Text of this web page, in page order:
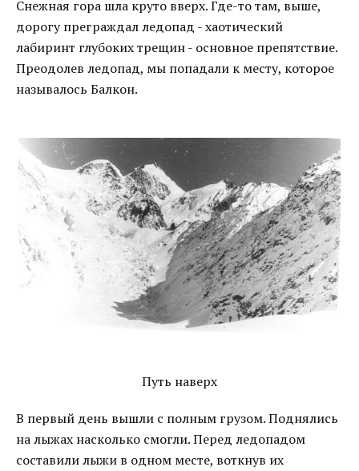
Снежная гора шла круто вверх. Где-то там, выше,
дорогу преграждал ледопад - хаотический
лабиринт глубоких трещин - основное препятствие.
Преодолев ледопад, мы попадали к месту, которое
называлось Балкон.
Путь наверх
В первый день вышли с полным грузом. Поднялись
на лыжах насколько смогли. Перед ледопадом
составили лыжи в одном месте, воткнув их